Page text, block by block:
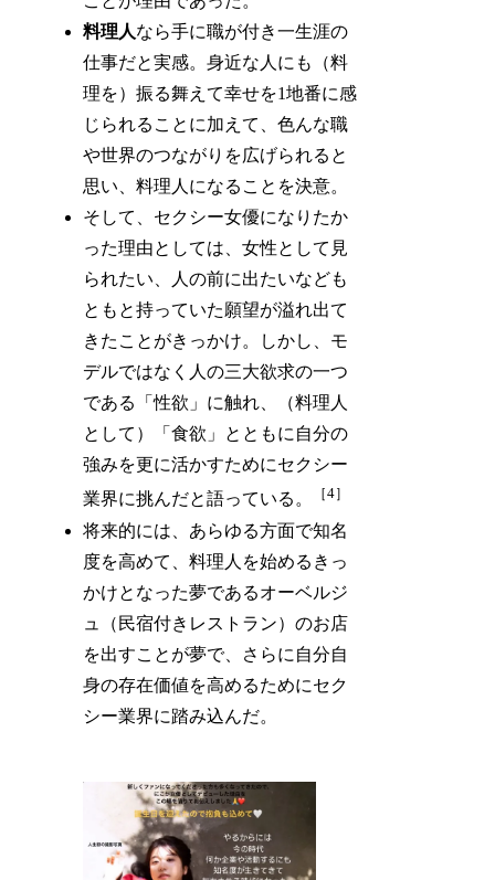
料理人なら手に職が付き一生涯の
仕事だと実感。身近な人にも（料
理を）振る舞えて幸せを1地番に感
じられることに加えて、色んな職
や世界のつながりを広げられると
思い、料理人になることを決意。
そして、セクシー女優になりたか
った理由としては、女性として見
られたい、人の前に出たいなども
ともと持っていた願望が溢れ出て
きたことがきっかけ。しかし、モ
デルではなく人の三大欲求の一つ
である「性欲」に触れ、（料理人
として）「食欲」とともに自分の
強みを更に活かすためにセクシー
業界に挑んだと語っている。
［4］
将来的には、あらゆる方面で知名
度を高めて、料理人を始めるきっ
かけとなった夢であるオーベルジ
ュ（民宿付きレストラン）のお店
を出すことが夢で、さらに自分自
身の存在価値を高めるためにセク
シー業界に踏み込んだ。